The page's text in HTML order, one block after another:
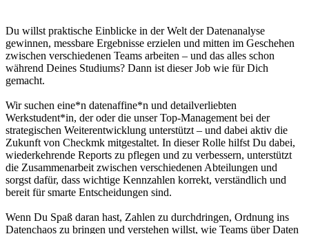
Du willst praktische Einblicke in der Welt der Datenanalyse
gewinnen, messbare Ergebnisse erzielen und mitten im Geschehen
zwischen verschiedenen Teams arbeiten – und das alles schon
während Deines Studiums? Dann ist dieser Job wie für Dich
gemacht.
Wir suchen eine*n datenaffine*n und detailverliebten
Werkstudent*in, der oder die unser Top-Management bei der
strategischen Weiterentwicklung unterstützt – und dabei aktiv die
Zukunft von Checkmk mitgestaltet. In dieser Rolle hilfst Du dabei,
wiederkehrende Reports zu pflegen und zu verbessern, unterstützt
die Zusammenarbeit zwischen verschiedenen Abteilungen und
sorgst dafür, dass wichtige Kennzahlen korrekt, verständlich und
bereit für smarte Entscheidungen sind.
Wenn Du Spaß daran hast, Zahlen zu durchdringen, Ordnung ins
Datenchaos zu bringen und verstehen willst, wie Teams über Daten